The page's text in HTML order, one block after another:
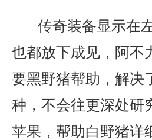
传奇装备显示在
也都放下成见，阿不
要黑野猪帮助，解决
种，不会往更深处研
苹果，帮助白野猪详